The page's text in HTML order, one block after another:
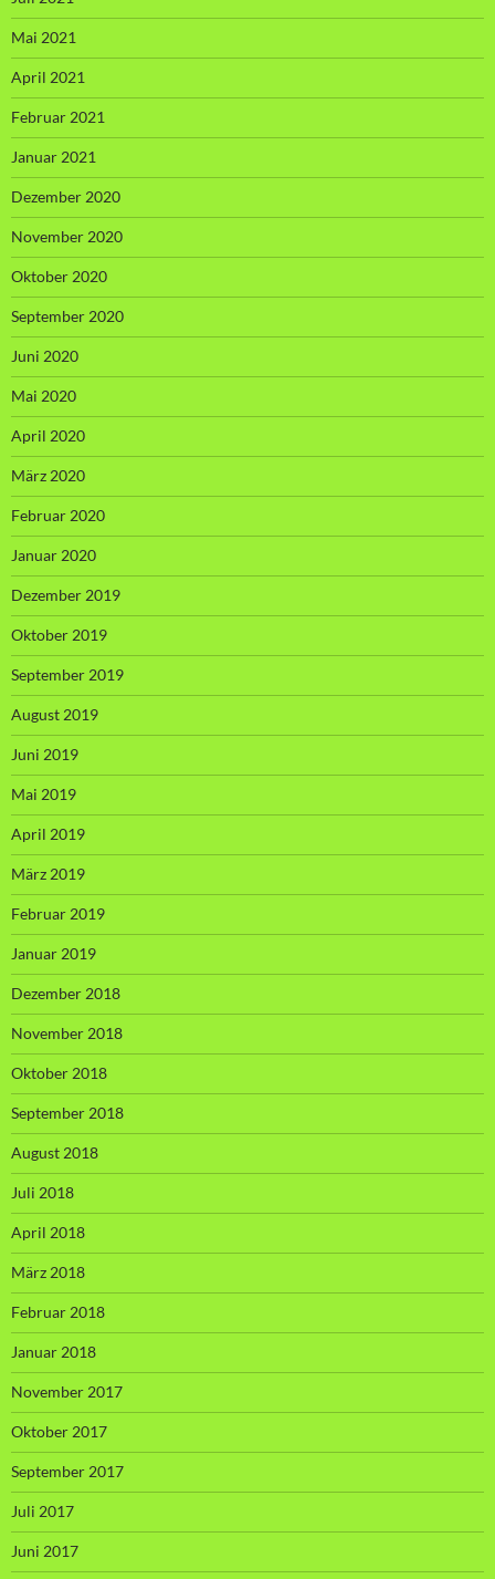
Mai 2021
April 2021
Februar 2021
Januar 2021
Dezember 2020
November 2020
Oktober 2020
September 2020
Juni 2020
Mai 2020
April 2020
März 2020
Februar 2020
Januar 2020
Dezember 2019
Oktober 2019
September 2019
August 2019
Juni 2019
Mai 2019
April 2019
März 2019
Februar 2019
Januar 2019
Dezember 2018
November 2018
Oktober 2018
September 2018
August 2018
Juli 2018
April 2018
März 2018
Februar 2018
Januar 2018
November 2017
Oktober 2017
September 2017
Juli 2017
Juni 2017